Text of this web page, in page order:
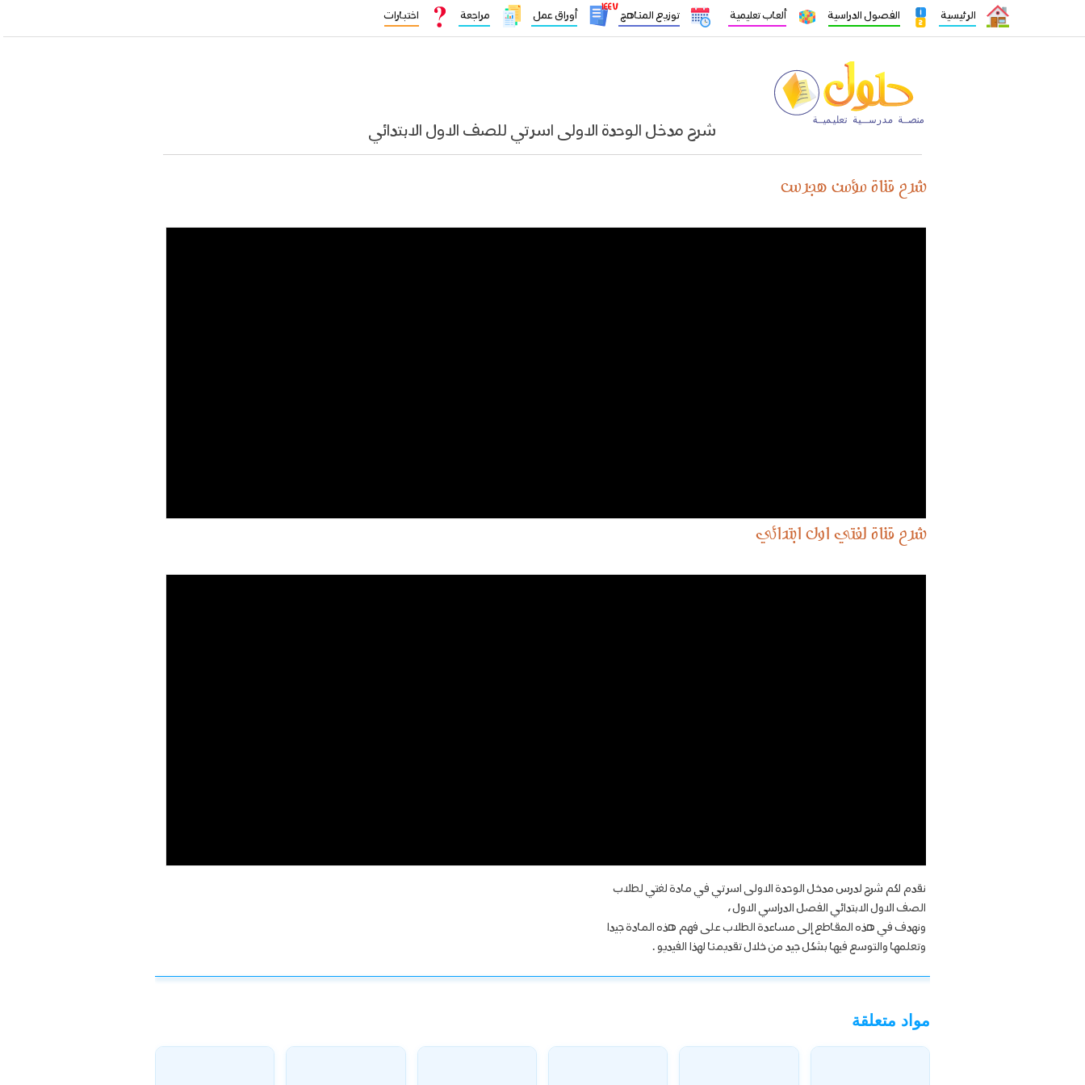
الرئيسية الفصول الدراسية ألعاب تعليمية توزيع المناهج
١٤٤٧
أوراق عمل مراجعة اختبارات
شرح مدخل الوحدة الاولى اسرتي للصف الاول الابتدائي
شرح قناة مؤمن هجرس
شرح قناة لغتي اول ابتدائي
نقدم لكم شرح لدرس مدخل الوحدة الاولى اسرتي في مادة لغتي لطلاب
الصف الاول الابتدائي الفصل الدراسي الاول ،
ونهدف في هذه المقاطع إلى مساعدة الطلاب على فهم هذه المادة جيدا
وتعلمها والتوسع فيها بشكل جيد من خلال تقديمنا لهذا الفيديو .
مواد متعلقة